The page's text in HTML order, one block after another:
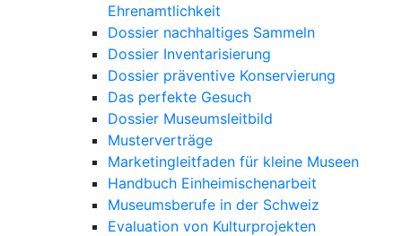
Ehrenamtlichkeit
Dossier nachhaltiges Sammeln
Dossier Inventarisierung
Dossier präventive Konservierung
Das perfekte Gesuch
Dossier Museumsleitbild
Musterverträge
Marketingleitfaden für kleine Museen
Handbuch Einheimischenarbeit
Museumsberufe in der Schweiz
Evaluation von Kulturprojekten